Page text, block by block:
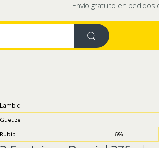
Envío gratuito en pedidos
Lambic
Gueuze
Rubia
6%